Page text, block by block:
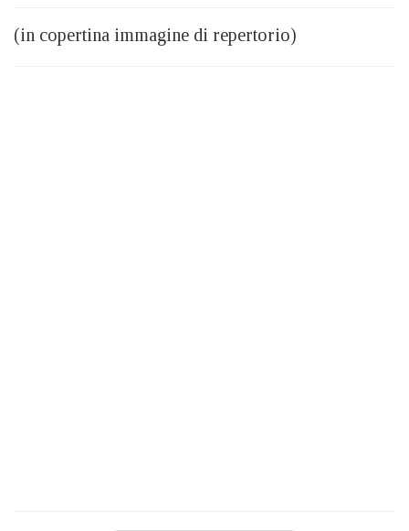
(in copertina immagine di repertorio)